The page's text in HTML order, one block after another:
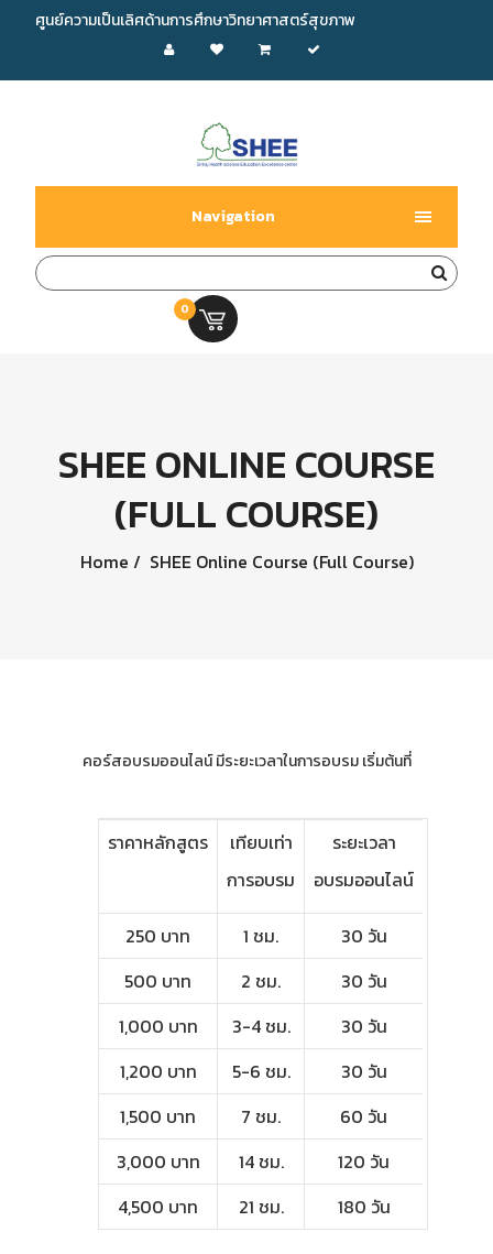
ศูนย์ความเป็นเลิศด้านการศึกษาวิทยาศาสตร์สุขภาพ
Navigation
0
SHEE ONLINE COURSE
(FULL COURSE)
Home SHEE Online Course (Full Course)
คอร์สอบรมออนไลน์มีระยะเวลาในการอบรม เริ่มต้นที่
ราคาหลักสูตร
เทียบเท่า
การอบรม
ระยะเวลา
อบรมออนไลน์
250 บาท 1 ชม.
30 วัน
500 บาท
2 ชม.
30 วัน
1,000 บาท
3-4 ชม.
30 วัน
1,200 บาท
5-6 ชม.
30 วัน
1,500 บาท
7 ชม.
60 วัน
3,000 บาท
14 ชม.
120 วัน
4,500 บาท
21 ชม. 180 วัน